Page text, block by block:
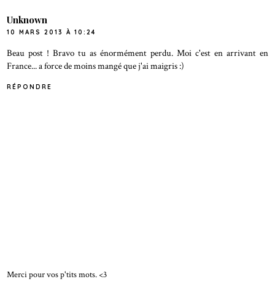
Unknown
10 MARS 2013 À 10:24
Beau post ! Bravo tu as énormément perdu. Moi c'est en arrivant en
France... a force de moins mangé que j'ai maigris :)
RÉPONDRE
Merci pour vos p'tits mots. <3